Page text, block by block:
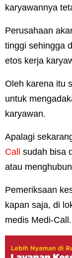
karyawannya
Perusahaan
tinggi sehingga
etos kerja
Oleh karena itu
untuk
karyawan.
Apalagi
Call
sudah bisa
atau
Pemeriksaan
kapan saja, di
medis Medi-Call.